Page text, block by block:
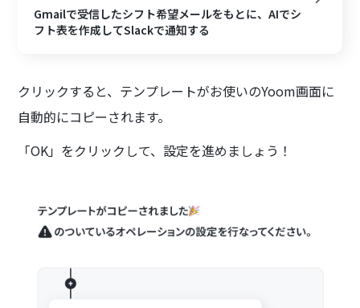
Gmailで受信したシフト希望メールをもとに、AIでシ
フト表を作成してSlackで通知する
クリックすると、テンプレートがお使いのYoom画面に
自動的にコピーされます。
「OK」をクリックして、設定を進めましょう！